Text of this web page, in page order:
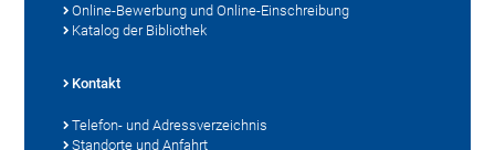
Online-Bewerbung und Online-Einschreibung
Katalog der Bibliothek
Kontakt
Telefon- und Adressverzeichnis
Standorte und Anfahrt